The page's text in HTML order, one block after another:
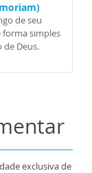
de seu
forma simples
de Deus.
exclusiva de